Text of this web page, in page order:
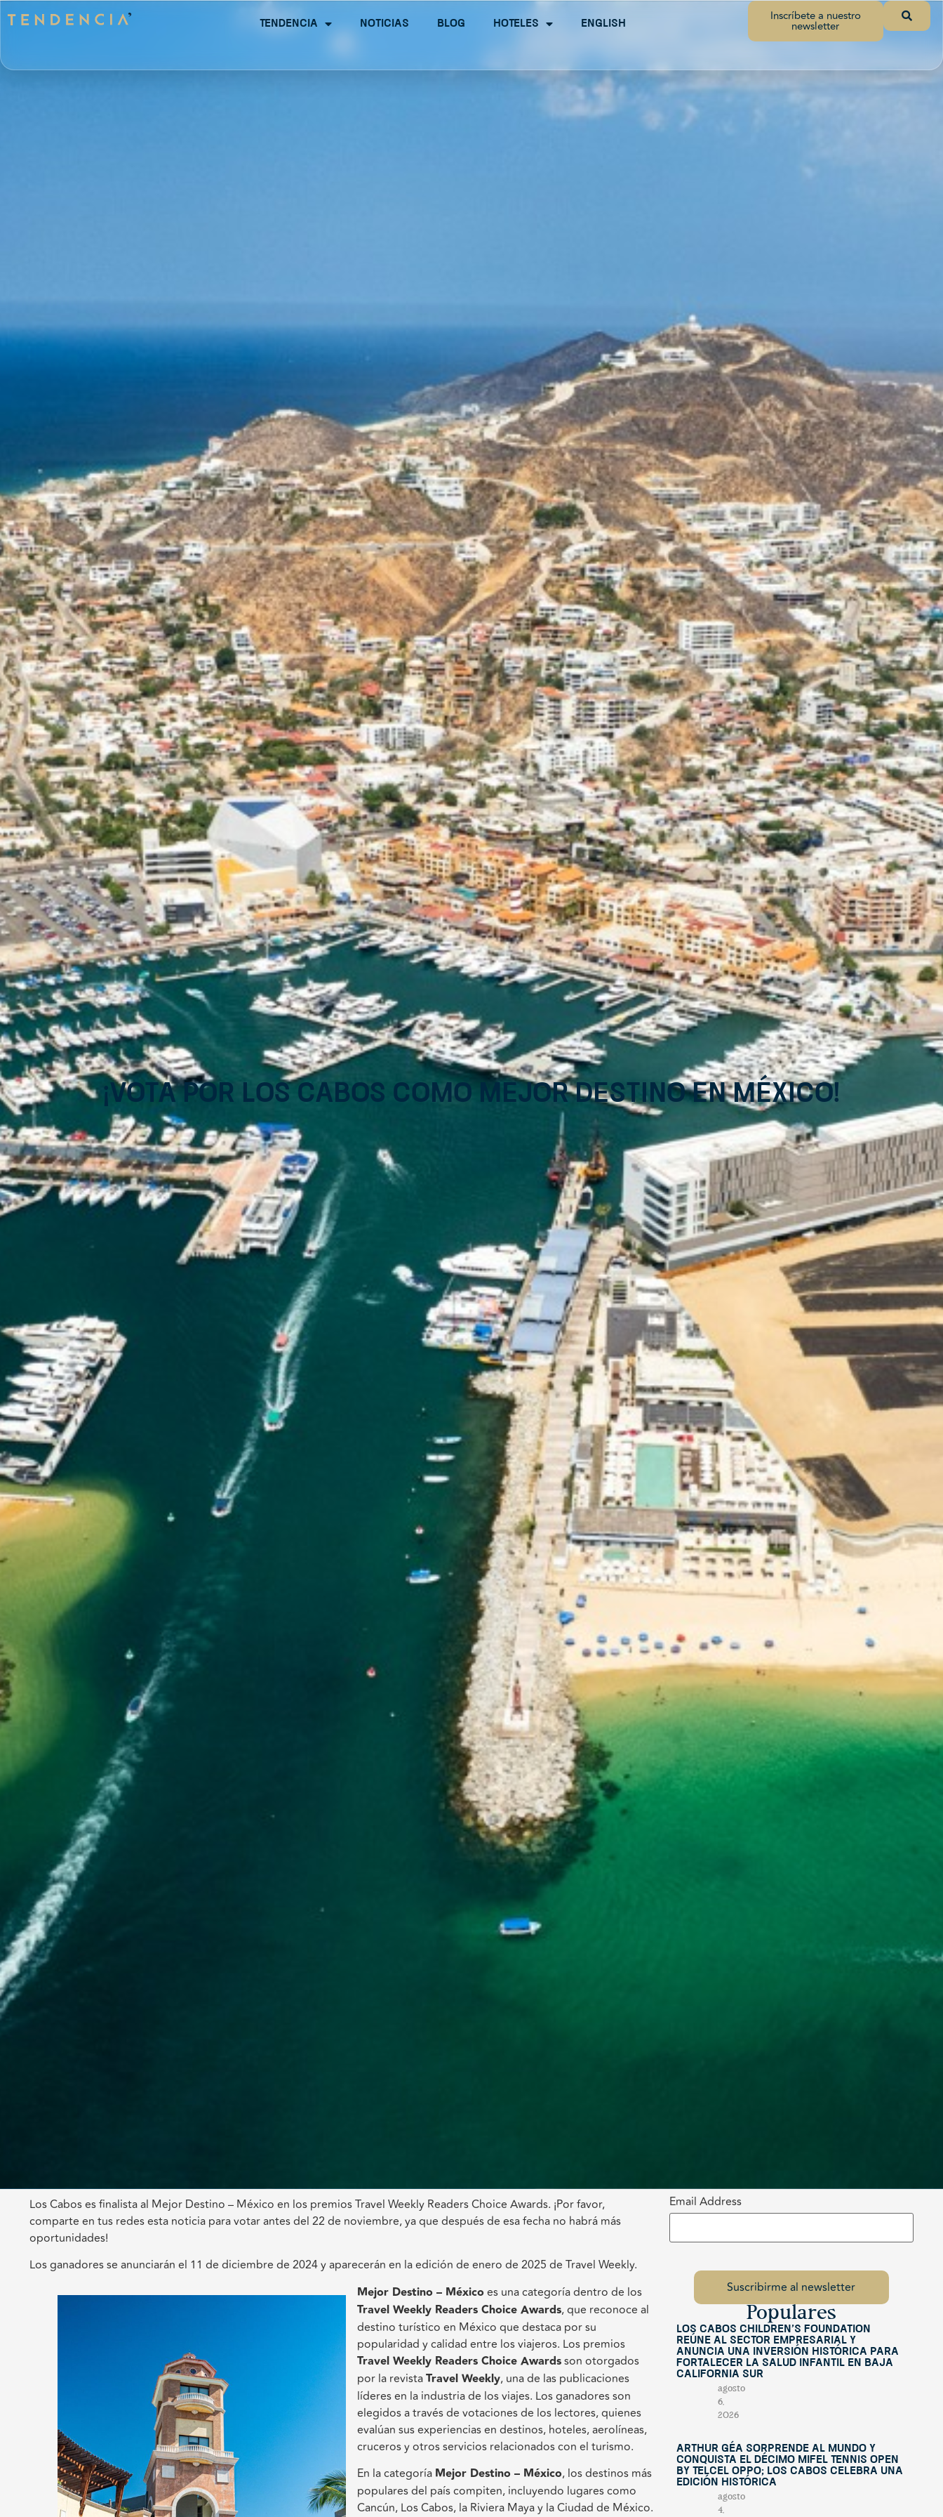
Tendencia Noticias Blog Hoteles English Inscríbete a nuestro
newsletter
¡Vota por Los Cabos como mejor destino en México!
Los Cabos es finalista al Mejor Destino – México en los premios Travel Weekly Readers Choice Awards. ¡Por favor,
comparte en tus redes esta noticia para votar antes del 22 de noviembre, ya que después de esa fecha no habrá más
oportunidades!
Los ganadores se anunciarán el 11 de diciembre de 2024 y aparecerán en la edición de enero de 2025 de Travel Weekly.
Mejor Destino – México es una categoría dentro de los
Travel Weekly Readers Choice Awards, que reconoce al
destino turístico en México que destaca por su
popularidad y calidad entre los viajeros. Los premios
Travel Weekly Readers Choice Awardsson otorgados
por la revistaTravel Weekly, una de las publicaciones
líderes en la industria de los viajes. Los ganadores son
elegidos a través de votaciones de los lectores, quienes
evalúan sus experiencias en destinos, hoteles, aerolíneas,
cruceros y otros servicios relacionados con el turismo.
En la categoría Mejor Destino – México, los destinos más
populares del país compiten, incluyendo lugares como
Cancún, Los Cabos, la Riviera Maya y la Ciudad de México.
Email Address
Populares
Los Cabos Children’s Foundation
reúne al sector empresarial y
anuncia una inversión histórica para
fortalecer la salud infantil en Baja
California Sur
agosto
6,
2026
Arthur Géa sorprende al mundo y
conquista el décimo Mifel Tennis Open
by Telcel OPPO; Los Cabos celebra una
edición histórica
agosto
4,